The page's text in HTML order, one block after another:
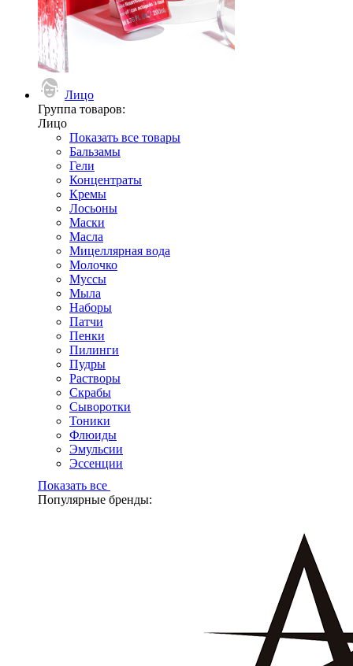
Лицо
Группа товаров:
Лицо
Показать все товары
Бальзамы
Гели
Концентраты
Кремы
Лосьоны
Маски
Масла
Мицеллярная вода
Молочко
Муссы
Мыла
Наборы
Патчи
Пенки
Пилинги
Пудры
Растворы
Скрабы
Сыворотки
Тоники
Флюиды
Эмульсии
Эссенции
Показать все
Популярные бренды: